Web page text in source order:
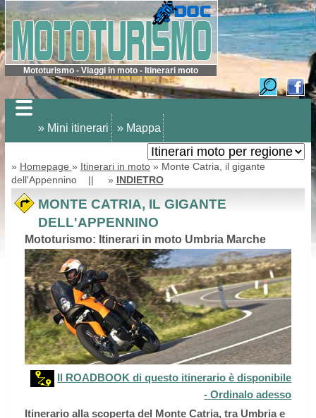
Mototurismo - Viaggi in moto - Itinerari moto
» Mini itinerari » Mappa
» Homepage » Itinerari in moto» Monte Catria, il gigante
dell'Appennino || » INDIETRO
MONTE CATRIA, IL GIGANTE
DELL'APPENNINO
Mototurismo: Itinerari in moto Umbria Marche
Il ROADBOOK di questo itinerario è disponibile
- Ordinalo adesso
Itinerario alla scoperta del Monte Catria, tra Umbria e